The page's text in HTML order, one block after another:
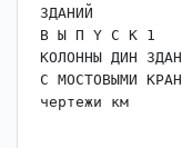
ЗДАНИЙ
В Ы П Y С К 1
КОЛОННЫ ДИН
С МОСТОВЫМИ